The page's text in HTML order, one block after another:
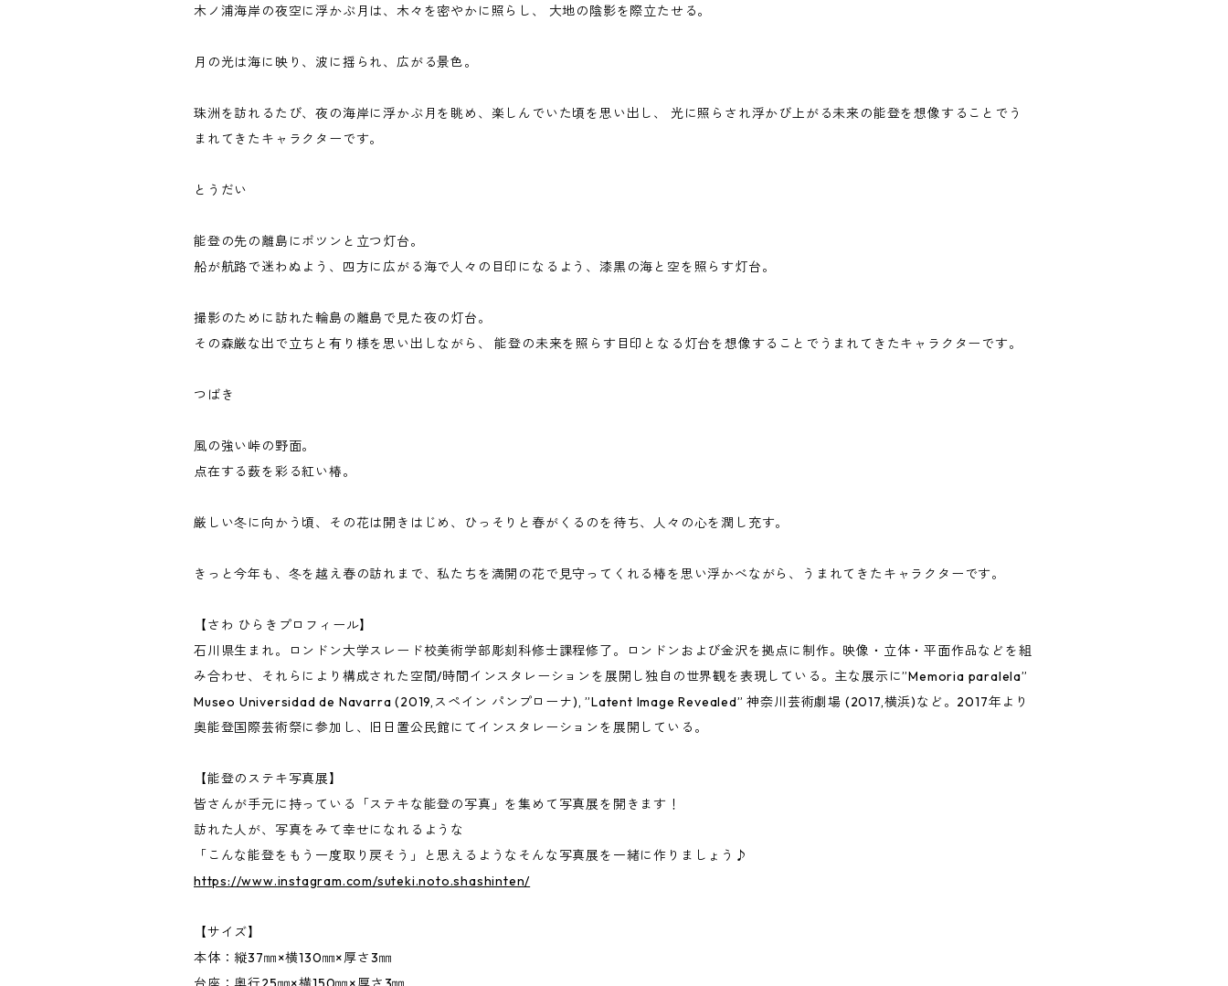
木ノ浦海岸の夜空に浮かぶ月は、木々を密やかに照らし、 大地の陰影を際立たせる。
月の光は海に映り、波に揺られ、広がる景色。
珠洲を訪れるたび、夜の海岸に浮かぶ月を眺め、楽しんでいた頃を思い出し、 光に照らされ浮かび上がる未来の能登を想像することでう
まれてきたキャラクターです。
とうだい
能登の先の離島にポツンと立つ灯台。
船が航路で迷わぬよう、四方に広がる海で人々の目印になるよう、漆黒の海と空を照らす灯台。
撮影のために訪れた輪島の離島で見た夜の灯台。
その森厳な出で立ちと有り様を思い出しながら、 能登の未来を照らす目印となる灯台を想像することでうまれてきたキャラクターです。
つばき
風の強い峠の野面。
点在する薮を彩る紅い椿。
厳しい冬に向かう頃、その花は開きはじめ、ひっそりと春がくるのを待ち、人々の心を潤し充す。
きっと今年も、冬を越え春の訪れまで、私たちを満開の花で見守ってくれる椿を思い浮かべながら、うまれてきたキャラクターです。
【さわ ひらきプロフィール】
石川県生まれ。ロンドン大学スレード校美術学部彫刻科修士課程修了。ロンドンおよび金沢を拠点に制作。映像・立体・平面作品などを組
み合わせ、それらにより構成された空間/時間インスタレーションを展開し独自の世界観を表現している。主な展示に”Memoria paralela”
Museo Universidad de Navarra (2019,スペイン パンプローナ), ”Latent Image Revealed” 神奈川芸術劇場 (2017,横浜)など。2017年より
奥能登国際芸術祭に参加し、旧日置公民館にてインスタレーションを展開している。
【能登のステキ写真展】
皆さんが手元に持っている「ステキな能登の写真」を集めて写真展を開きます！
訪れた人が、写真をみて幸せになれるような
「こんな能登をもう一度取り戻そう」と思えるようなそんな写真展を一緒に作りましょう♪
https://www.instagram.com/suteki.noto.shashinten/
【サイズ】
本体：縦37㎜×横130㎜×厚さ3㎜